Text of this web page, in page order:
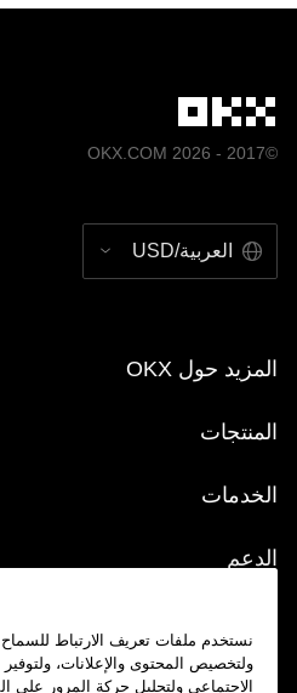
©2017 - 2026 OKX.COM
العربية/USD
المزيد حول OKX
المنتجات
الخدمات
الدعم
حاسبة العملات الرقمية
نستخدم ملفات تعريف الارتباط
ولتخصيص المحتوى والإعلانات،
الاجتماعي ولتحليل حركة المرور على